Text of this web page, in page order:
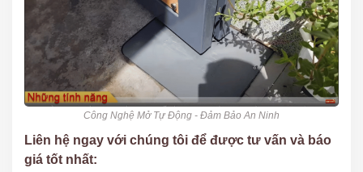
Công Nghệ Mở Tự Động - Đảm Bảo An Ninh
Liên hệ ngay với chúng tôi để được tư vấn và báo
giá tốt nhất: